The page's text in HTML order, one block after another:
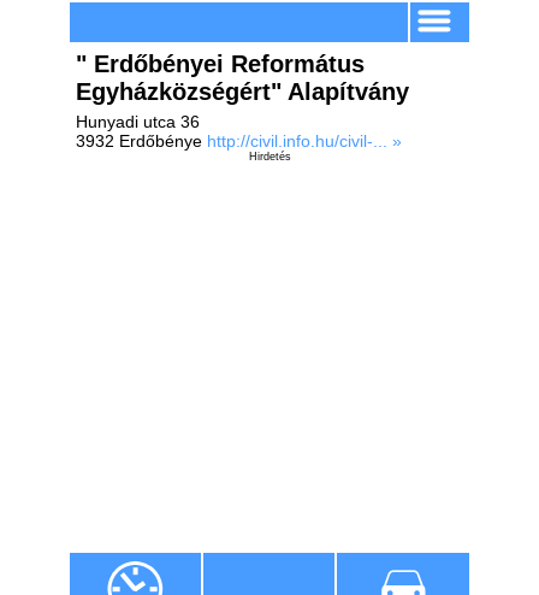
" Erdőbényei Református
Egyházközségért" Alapítvány
Hunyadi utca 36
3932 Erdőbénye http://civil.info.hu/civil-... »
Hirdetés